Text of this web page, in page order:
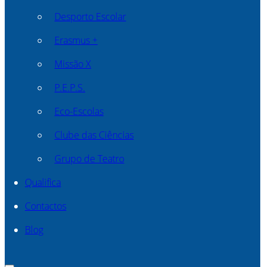
Desporto Escolar
Erasmus +
Missão X
P.E.P.S.
Eco-Escolas
Clube das Ciências
Grupo de Teatro
Qualifica
Contactos
Blog